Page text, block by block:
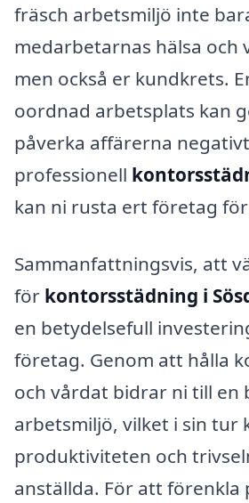
fräsch arbetsmiljö inte
medarbetarnas hälsa och
men också er kundkrets.
oordnad arbetsplats kan
påverka affärerna
professionell
kan ni rusta ert företag
Sammanfattningsvis, att
för kontorsstädning i
en betydelsefull
företag. Genom att hålla
och vårdat bidrar ni till en
arbetsmiljö, vilket i sin tur
produktiviteten och
anställda. För att förenkla